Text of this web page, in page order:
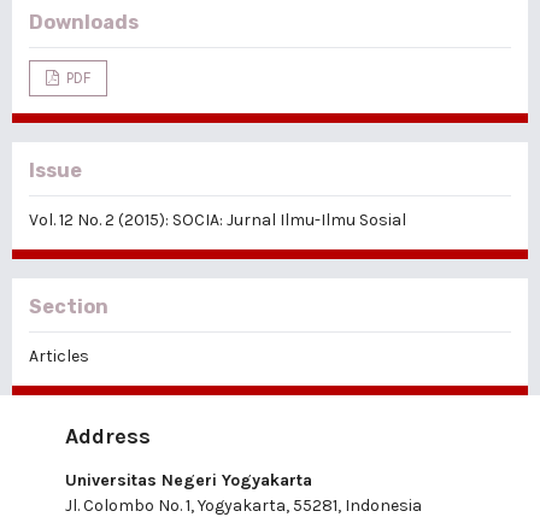
Downloads
PDF
Issue
Vol. 12 No. 2 (2015): SOCIA: Jurnal Ilmu-Ilmu Sosial
Section
Articles
Address
Universitas Negeri Yogyakarta
Jl. Colombo No. 1, Yogyakarta, 55281, Indonesia